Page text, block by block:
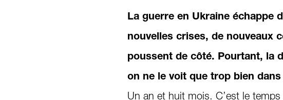
La guerre en Ukraine échappe
nouvelles crises, de nouveaux
poussent de côté. Pourtant, la
on ne le voit que trop bien
Un an et huit mois. C’est le